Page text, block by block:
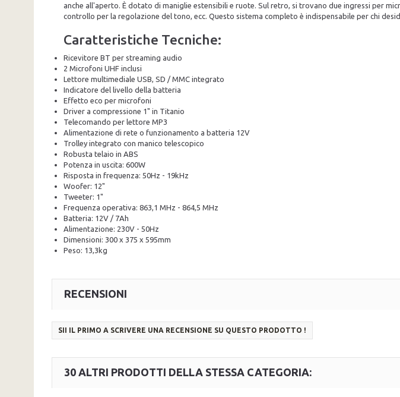
anche all'aperto. È dotato di maniglie estensibili e ruote. Sul retro, si trovano due ingressi per
controllo per la regolazione del tono, ecc. Questo sistema completo è indispensabile per chi
Caratteristiche Tecniche:
Ricevitore BT per streaming audio
2 Microfoni UHF inclusi
Lettore multimediale USB, SD / MMC integrato
Indicatore del livello della batteria
Effetto eco per microfoni
Driver a compressione 1" in Titanio
Telecomando per lettore MP3
Alimentazione di rete o funzionamento a batteria 12V
Trolley integrato con manico telescopico
Robusta telaio in ABS
Potenza in uscita: 600W
Risposta in frequenza: 50Hz - 19kHz
Woofer: 12"
Tweeter: 1"
Frequenza operativa: 863,1 MHz - 864,5 MHz
Batteria: 12V / 7Ah
Alimentazione: 230V - 50Hz
Dimensioni: 300 x 375 x 595mm
Peso: 13,3kg
RECENSIONI
SII IL PRIMO A SCRIVERE UNA RECENSIONE SU QUESTO PRODOTTO !
30 ALTRI PRODOTTI DELLA STESSA CATEGORIA: